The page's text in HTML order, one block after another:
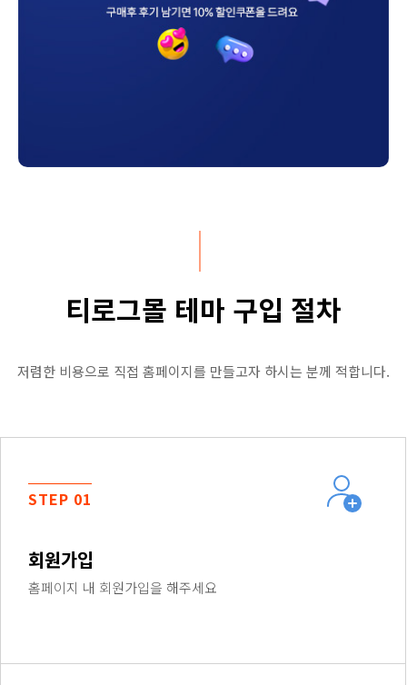
티로그몰 테마 구입 절차
저렴한 비용으로 직접 홈페이지를 만들고자 하시는 분께 적합니다.
STEP 01
회원가입
홈페이지 내 회원가입을 해주세요